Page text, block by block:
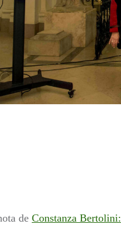
de Constanza Bertolini: